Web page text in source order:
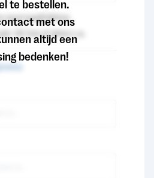
te bestellen.
met ons
altijd een
bedenken!
voorraad540 ton
35 ton of alles c.a.